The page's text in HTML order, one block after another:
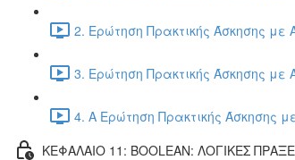
2. Ερώτηση Πρακτικής Άσκησης
3. Ερώτηση Πρακτικής Άσκησης
4. Α Ερώτηση Πρακτικής Άσκησης
ΚΕΦΑΛΑΙΟ 11: BOOLEAN: ΛΟΓΙΚΕΣ